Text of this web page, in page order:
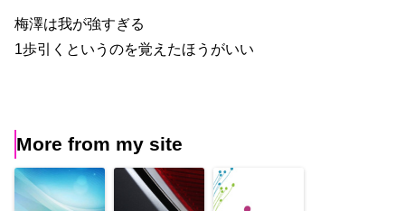
梅澤は我が強すぎる
1歩引くというのを覚えたほうがいい
More from my site